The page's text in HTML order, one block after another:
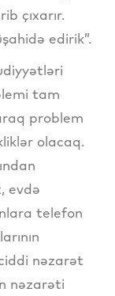
çıxarır.
edirik”.
tam
problem
olacaq.
evdə
telefon
nəzarət
nəzarəti